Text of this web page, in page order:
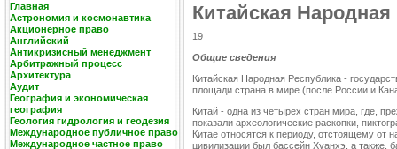
Главная
Астрономия и космонавтика
Акционерное право
Английский
Антикризисный менеджмент
Арбитражный процесс
Архитектура
Аудит
География и экономическая
география
Геология гидрология и геодезия
Международное публичное право
Международное частное право
Китайская Народная
19
Общие сведения
Китайская Народная Республика -
площади страна в мире (после России и
Китай - одна из четырех стран мира, где,
показали археологические раскопки,
Китае относятся к периоду, отстоящему от
цивилизации был бассейн Хуанхэ, а